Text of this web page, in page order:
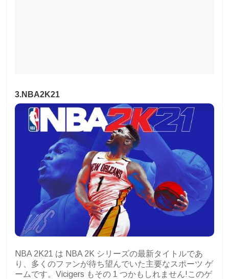
3.NBA2K21
NBA 2K21 は NBA 2K シリーズの最新タイトルであ
り、多くのファンが待ち望んでいた主要なスポーツ ゲ
ームです。Vicigers もその 1 つかもしれません!このゲ